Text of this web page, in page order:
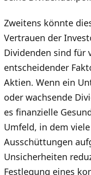
Zweitens könnte
Vertrauen der
Dividenden sind für
entscheidender
Aktien. Wenn ein
oder wachsende
es finanzielle
Umfeld, in dem
Ausschüttungen
Unsicherheiten
Festlegung eines